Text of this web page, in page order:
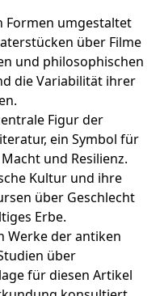
Formen umgestaltet
über Filme
und philosophischen
die Variabilität ihrer
Figur der
ein Symbol für
und Resilienz.
Kultur und ihre
über Geschlecht
Erbe.
Werke der antiken
über
für diesen Artikel